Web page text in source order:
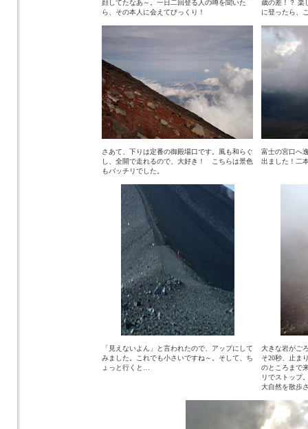
顔してたなあ～。一日二回登る人の噂を聞いた
ら、その本人に会えてびっくり！
歳の差！？ 楽
に登ったら、
さあて、下りは定番の御殿場口です。風も和らぐ
し、全開で走れるので、大好き！ こちらは景色
もバッチリでした。
富士の宮口へ
出ました！二
「見えないよん」と言われたので、アップにして
みました。これでも小さいですね～。そして、ち
ょっと行くと…
大きな岩がご
そ20秒、止ま
のところまで
リでストップ
大自然を散歩